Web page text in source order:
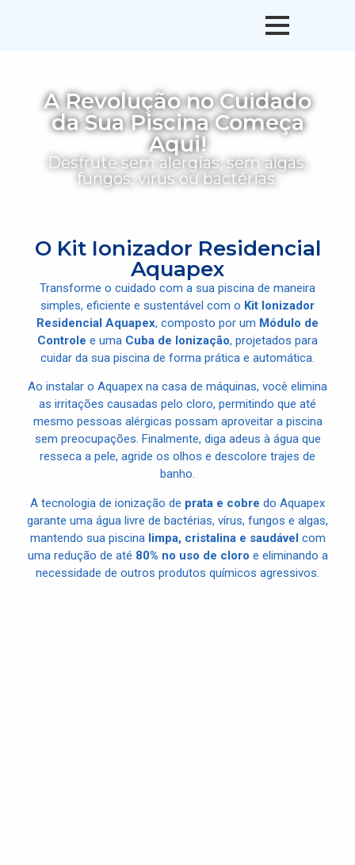
A Revolução no Cuidado
da Sua Piscina Começa
Aqui!
Desfrute sem alergias, sem algas,
fungos, vírus ou bactérias.
O Kit Ionizador Residencial
Aquapex
Transforme o cuidado com a sua piscina de maneira
simples, eficiente e sustentável com o Kit Ionizador
Residencial Aquapex, composto por um Módulo de
Controle e uma Cuba de Ionização, projetados para
cuidar da sua piscina de forma prática e automática.
Ao instalar o Aquapex na casa de máquinas, você elimina
as irritações causadas pelo cloro, permitindo que até
mesmo pessoas alérgicas possam aproveitar a piscina
sem preocupações. Finalmente, diga adeus à água que
resseca a pele, agride os olhos e descolore trajes de
banho.
A tecnologia de ionização de prata e cobre do Aquapex
garante uma água livre de bactérias, vírus, fungos e algas,
mantendo sua piscina limpa, cristalina e saudávelcom
uma redução de até 80% no uso de cloro e eliminando a
necessidade de outros produtos químicos agressivos.